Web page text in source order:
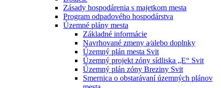
Zásady hospodárenia s majetkom mesta
Program odpadového hospodárstva
Územné plány mesta
Základné informácie
Navrhované zmeny a⁄alebo doplnky
Územný plán mesta Svit
Územný projekt zóny sídliska „E“ Svit
Územný plán zóny Breziny Svit
Smernica o obstarávaní územných plánov